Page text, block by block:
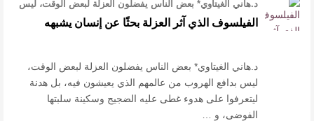
د.هاني الغيتاوي* بعض الناس يفضلون العزلة لبعض الوقت، ليس
بدافع الهروب من عالمهم …
الفيلسوف الذي آثر العزلة بحثًا عن إنسان يشبهه
د.هاني الغيتاوي* بعض الناس يفضلون العزلة لبعض الوقت،
ليس بدافع الهروب من عالمهم الذي يعيشون فيه، بل هدنة
ليتعرفوا على هدوء غطى عليه الضجيج وسكينة سلبتها
الفوضى، و …